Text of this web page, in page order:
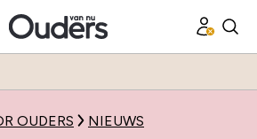
OUDERS NIEUWS